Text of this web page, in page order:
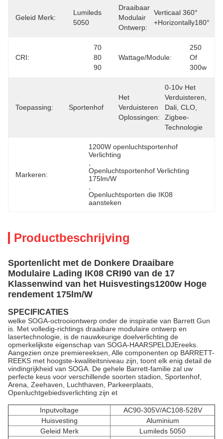
Geleid Merk:
Lumileds
5050
Draaibaar
Modulair
Ontwerp:
Verticaal 360°
+horizontally180°
CRI:
70
80
90
Wattage/module:
250
Of
300w
Toepassing: Sportenhof
Het
Verduisteren
Oplossingen:
0-10v Het
Verduisteren,
Dali, CLO,
Zigbee-
Technologie
Markeren:
1200W openluchtsportenhof
Verlichting
Openluchtsportenhof Verlichting
175lm/W
Openluchtsporten die IK08
aansteken
Productbeschrijving
Sportenlicht met de Donkere Draaibare
Modulaire Lading IK08 CRI90 van de 17
Klassenwind van het Huisvestings1200w Hoge
rendement 175lm/W
SPECIFICATIES
welke SOGA-octrooiontwerp onder de inspiratie van Barrett Gun
is. Met volledig-richtings draaibare modulaire ontwerp en
lasertechnologie, is de nauwkeurige doelverlichting de
opmerkelijkste eigenschap van SOGA-HAARSPELDJEreeks.
Aangezien onze premiereeksen, Alle componenten op BARRETT-
REEKS met hoogste-kwaliteitsniveau zijn, toont elk enig detail de
vindingrijkheid van SOGA. De gehele Barrett-familie zal uw
perfecte keus voor verschillende soorten stadion, Sportenhof,
Arena, Zeehaven, Luchthaven, Parkeerplaats,
Openluchtgebiedsverlichting zijn et
Inputvoltage
AC90-305V/AC108-528V
Huisvesting
Aluminium
Geleid Merk
Lumileds 5050